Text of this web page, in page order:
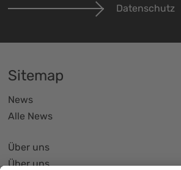
Datenschutz
Sitemap
News
Alle News
Über uns
Über uns